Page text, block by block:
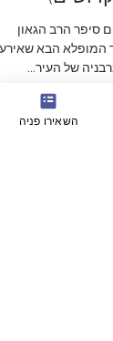
סיפר הרב הגאון
המופלא הבא שאירע
של העיר...
השאירו פניה